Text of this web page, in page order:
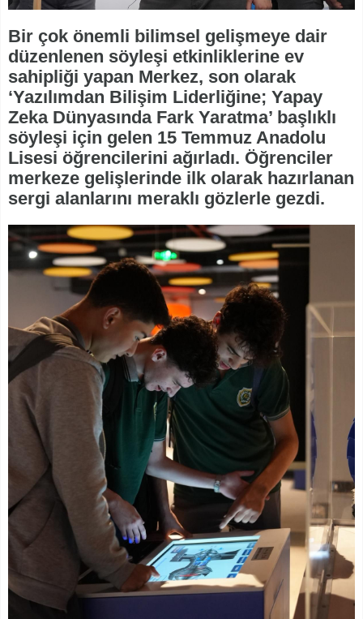
Bir çok önemli bilimsel gelişmeye dair
düzenlenen söyleşi etkinliklerine ev
sahipliği yapan Merkez, son olarak
‘Yazılımdan Bilişim Liderliğine; Yapay
Zeka Dünyasında Fark Yaratma’ başlıklı
söyleşi için gelen 15 Temmuz Anadolu
Lisesi öğrencilerini ağırladı. Öğrenciler
merkeze gelişlerinde ilk olarak hazırlanan
sergi alanlarını meraklı gözlerle gezdi.